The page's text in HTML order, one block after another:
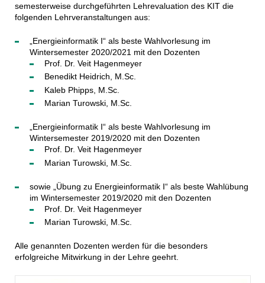
semesterweise durchgeführten Lehrevaluation des KIT die
folgenden Lehrveranstaltungen aus:
„Energieinformatik I“ als beste Wahlvorlesung im
Wintersemester 2020/2021 mit den Dozenten
Prof. Dr. Veit Hagenmeyer
Benedikt Heidrich, M.Sc.
Kaleb Phipps, M.Sc.
Marian Turowski, M.Sc.
„Energieinformatik I“ als beste Wahlvorlesung im
Wintersemester 2019/2020 mit den Dozenten
Prof. Dr. Veit Hagenmeyer
Marian Turowski, M.Sc.
sowie „Übung zu Energieinformatik I“ als beste Wahlübung
im Wintersemester 2019/2020 mit den Dozenten
Prof. Dr. Veit Hagenmeyer
Marian Turowski, M.Sc.
Alle genannten Dozenten werden für die besonders
erfolgreiche Mitwirkung in der Lehre geehrt.